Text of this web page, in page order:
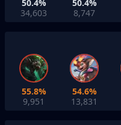
50.4%
34,603
50.4%
8,747
55.8%
9,951
54.6%
13,831